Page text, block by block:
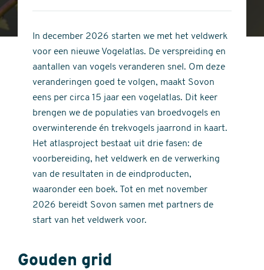
stars
of
stars
In december 2026 starten we met het veldwerk
voor een nieuwe Vogelatlas. De verspreiding en
aantallen van vogels veranderen snel. Om deze
veranderingen goed te volgen, maakt Sovon
eens per circa 15 jaar een vogelatlas. Dit keer
brengen we de populaties van broedvogels en
overwinterende én trekvogels jaarrond in kaart.
Het atlasproject bestaat uit drie fasen: de
voorbereiding, het veldwerk en de verwerking
van de resultaten in de eindproducten,
waaronder een boek. Tot en met november
2026 bereidt Sovon samen met partners de
start van het veldwerk voor.
Gouden grid